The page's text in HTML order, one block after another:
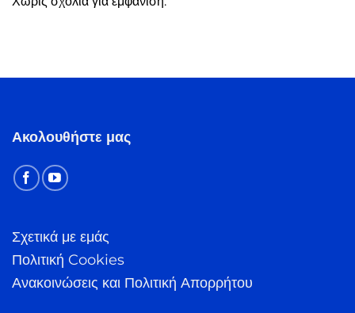
Ακολουθήστε μας
Σχετικά με εμάς
Πολιτική Cookies
Ανακοινώσεις και Πολιτική Απορρήτου